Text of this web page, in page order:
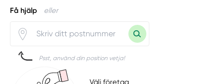
Få hjälp eller
Psst, använd din position vetja!
Välj företag